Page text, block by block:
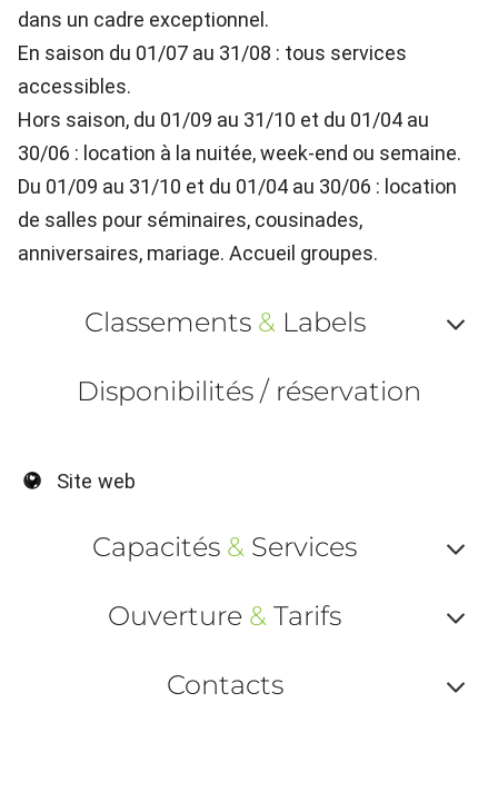
dans un cadre exceptionnel.
En saison du 01/07 au 31/08 : tous services
accessibles.
Hors saison, du 01/09 au 31/10 et du 01/04 au
30/06 : location à la nuitée, week-end ou semaine.
Du 01/09 au 31/10 et du 01/04 au 30/06 : location
de salles pour séminaires, cousinades,
anniversaires, mariage. Accueil groupes.
Classements &Labels
Disponibilités / réservation
Site web
Capacités & Services
ou
Ouverture & Tarifs
ou
Contacts